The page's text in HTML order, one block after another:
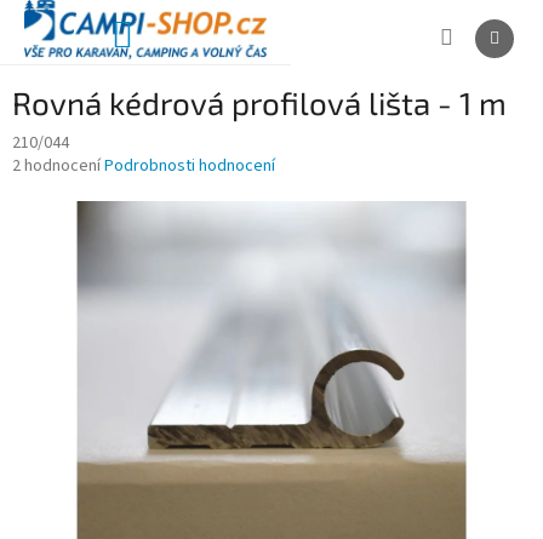
Přejít
obsah
NÁKUPNÍ
Rovná kédrová profilová lišta - 1 m
210/044
Průměrné
2 hodnoceníPodrobnosti hodnocení